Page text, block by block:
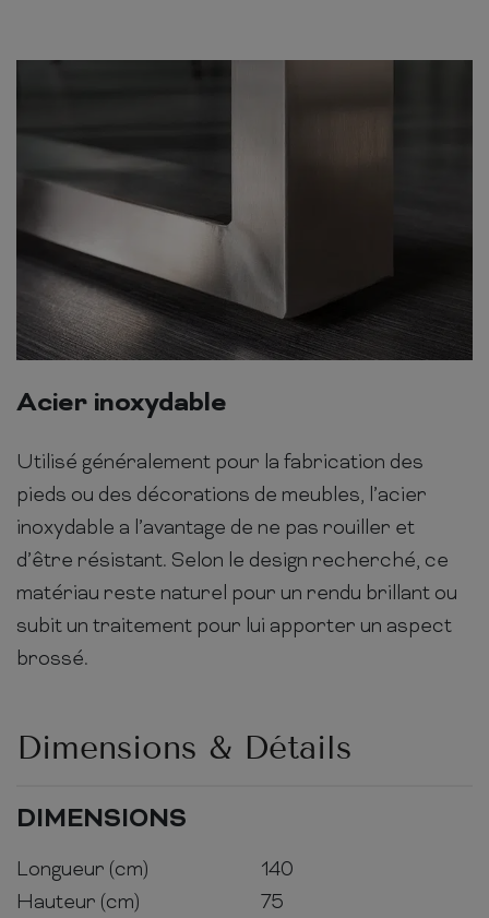
Acier inoxydable
Utilisé généralement pour la fabrication des
pieds ou des décorations de meubles, l’acier
inoxydable a l’avantage de ne pas rouiller et
d’être résistant. Selon le design recherché, ce
matériau reste naturel pour un rendu brillant ou
subit un traitement pour lui apporter un aspect
brossé.
Dimensions & Détails
DIMENSIONS
Longueur (cm)
140
Hauteur (cm)
75